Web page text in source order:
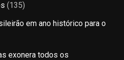
(135)
em ano histórico para o
exonera todos os